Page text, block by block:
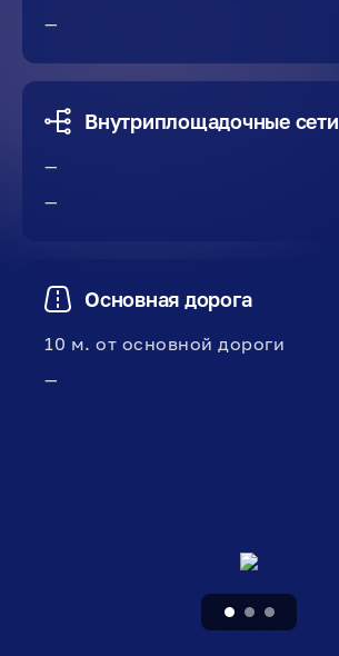
—
Внутриплощадочные сети
—
—
Основная дорога
10 м. от основной дороги
—